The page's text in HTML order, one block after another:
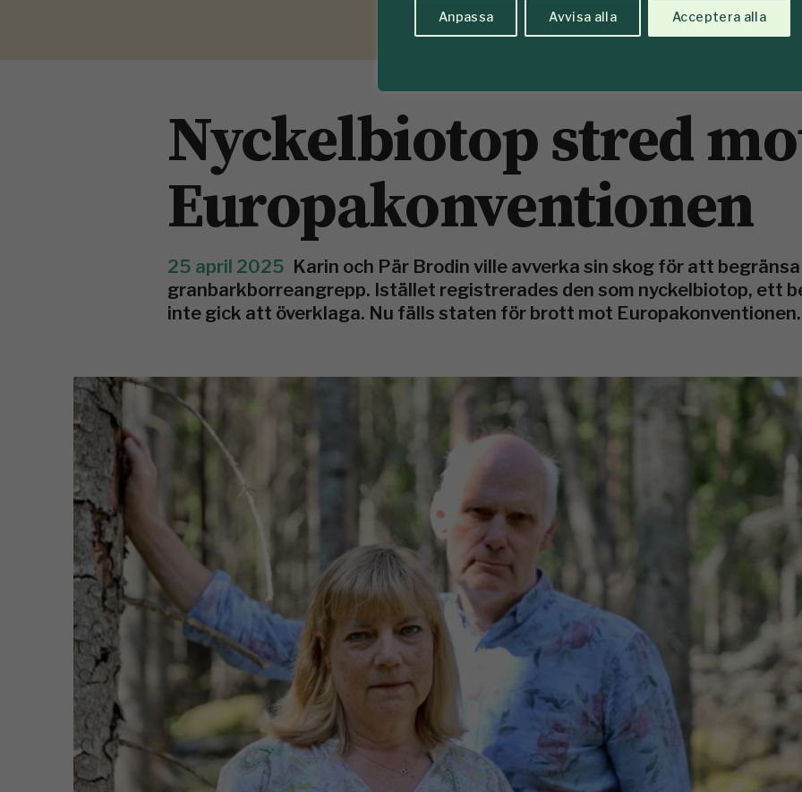
Anpassa Avvisa alla Acceptera alla
Nyckelbiotop stred
Europakonventionen
25 april 2025 Karin och Pär Brodin ville avverka sin skog för att begränsa
granbarkborreangrepp. Istället registrerades den som nyckelbiotop, ett
inte gick att överklaga. Nu fälls staten för brott mot Europakonventionen.